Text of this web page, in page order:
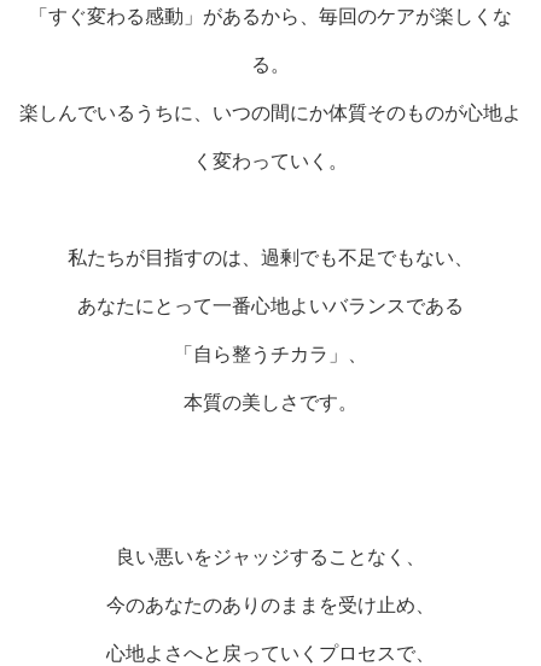
「すぐ変わる感動」があるから、毎回のケアが楽しくな
る。
楽しんでいるうちに、いつの間にか体質そのものが心地よ
く変わっていく。
私たちが目指すのは、過剰でも不足でもない、
あなたにとって一番心地よいバランスである
「自ら整うチカラ」、
本質の美しさです。
良い悪いをジャッジすることなく、
今のあなたのありのままを受け止め、
心地よさへと戻っていくプロセスで、